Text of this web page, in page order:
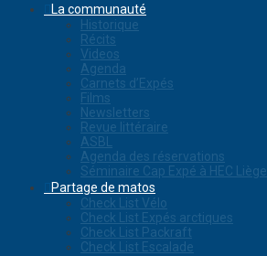
La communauté
Historique
Récits
Videos
Agenda
Carnets d’Expés
Films
Newsletters
Revue littéraire
ASBL
Agenda des réservations
Séminaire Cap Expé à HEC Liège
Partage de matos
Check List Vélo
Check List Expés arctiques
Check List Packraft
Check List Escalade